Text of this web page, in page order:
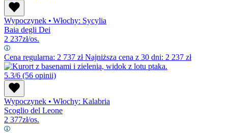
Wypoczynek • Włochy: Sycylia
Baia degli Dei
2 237zł/os.
Cena regularna: 2 737 złNajniższa cena z 30 dni: 2 237 zł
5.3/6 (56 opinii)
Wypoczynek • Włochy: Kalabria
Scoglio del Leone
2 377zł/os.